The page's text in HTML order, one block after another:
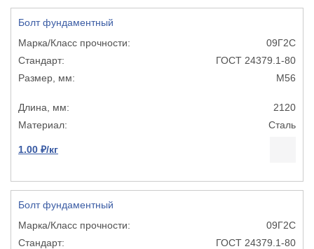
Болт фундаментный
09Г2С
ГОСТ 24379.1-80
М56
2120
Сталь
1.00 ₽/кг
Болт фундаментный
09Г2С
ГОСТ 24379.1-80